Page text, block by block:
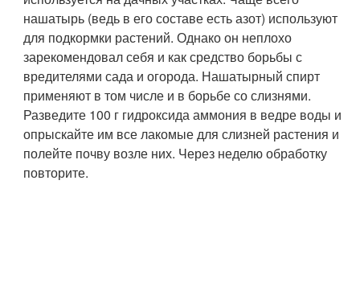
нашатырь (ведь в его составе есть азот) используют
для подкормки растений. Однако он неплохо
зарекомендовал себя и как средство борьбы с
вредителями сада и огорода. Нашатырный спирт
применяют в том числе и в борьбе со слизнями.
Разведите 100 г гидроксида аммония в ведре воды и
опрыскайте им все лакомые для слизней растения и
полейте почву возле них. Через неделю обработку
повторите.